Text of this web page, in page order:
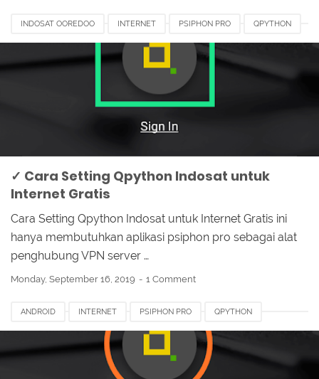
INDOSAT OOREDOO INTERNET PSIPHON PRO QPYTHON
✓ Cara Setting Qpython Indosat untuk
Internet Gratis
Cara Setting Qpython Indosat untuk Internet Gratis ini
hanya membutuhkan aplikasi psiphon pro sebagai alat
penghubung VPN server …
Monday, September 16, 2019 1 Comment
ANDROID INTERNET PSIPHON PRO QPYTHON